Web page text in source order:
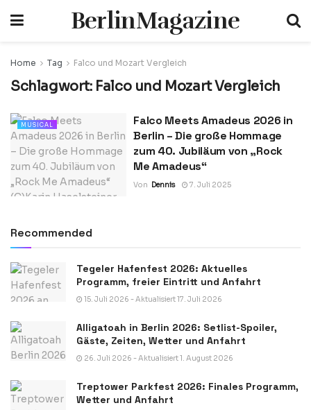
BerlinMagazine
Home Tag Falco und Mozart Vergleich
Schlagwort: Falco und Mozart Vergleich
MUSICAL
Falco Meets Amadeus 2026 in
Berlin – Die große Hommage
zum 40. Jubiläum von „Rock
Me Amadeus“
Von Dennis 7. Juli 2025
Recommended
Tegeler Hafenfest 2026: Aktuelles
Programm, freier Eintritt und Anfahrt
15. Juli 2026 - Aktualisiert 17. Juli 2026
Alligatoah in Berlin 2026: Setlist-Spoiler,
Gäste, Zeiten, Wetter und Anfahrt
26. Juli 2026 - Aktualisiert 1. August 2026
Treptower Parkfest 2026: Finales Programm,
Wetter und Anfahrt